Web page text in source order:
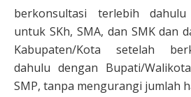
berkonsultasi terlebih
untuk SKh, SMA, dan SMK dan
Kabupaten/Kota setelah
dahulu dengan Bupati/
SMP, tanpa mengurangi jumlah